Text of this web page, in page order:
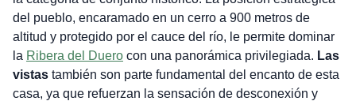
del pueblo, encaramado en un cerro a 900 metros de
altitud y protegido por el cauce del río, le permite dominar
la Ribera del Duerocon una panorámica privilegiada. Las
vistastambién son parte fundamental del encanto de esta
casa, ya que refuerzan la sensación de desconexión y